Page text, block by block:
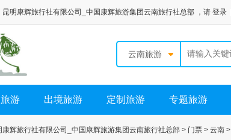
明康辉旅行社有限公司_中国康辉旅游集团云南旅行社总部 ，请 登录
云南旅游
游 出境旅游 定制旅游 专题旅游
辉旅行社有限公司_中国康辉旅游集团云南旅行社总部 > 门票 > 云南 >